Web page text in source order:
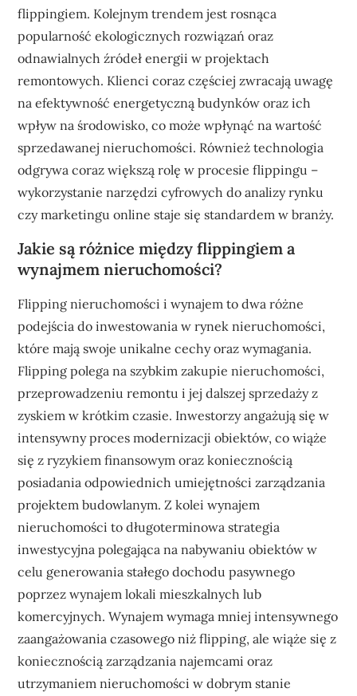
flippingiem. Kolejnym trendem jest rosnąca
popularność ekologicznych rozwiązań oraz
odnawialnych źródeł energii w projektach
remontowych. Klienci coraz częściej zwracają uwagę
na efektywność energetyczną budynków oraz ich
wpływ na środowisko, co może wpłynąć na wartość
sprzedawanej nieruchomości. Również technologia
odgrywa coraz większą rolę w procesie flippingu –
wykorzystanie narzędzi cyfrowych do analizy rynku
czy marketingu online staje się standardem w branży.
Jakie są różnice między flippingiem a
wynajmem nieruchomości?
Flipping nieruchomości i wynajem to dwa różne
podejścia do inwestowania w rynek nieruchomości,
które mają swoje unikalne cechy oraz wymagania.
Flipping polega na szybkim zakupie nieruchomości,
przeprowadzeniu remontu i jej dalszej sprzedaży z
zyskiem w krótkim czasie. Inwestorzy angażują się w
intensywny proces modernizacji obiektów, co wiąże
się z ryzykiem finansowym oraz koniecznością
posiadania odpowiednich umiejętności zarządzania
projektem budowlanym. Z kolei wynajem
nieruchomości to długoterminowa strategia
inwestycyjna polegająca na nabywaniu obiektów w
celu generowania stałego dochodu pasywnego
poprzez wynajem lokali mieszkalnych lub
komercyjnych. Wynajem wymaga mniej intensywnego
zaangażowania czasowego niż flipping, ale wiąże się z
koniecznością zarządzania najemcami oraz
utrzymaniem nieruchomości w dobrym stanie